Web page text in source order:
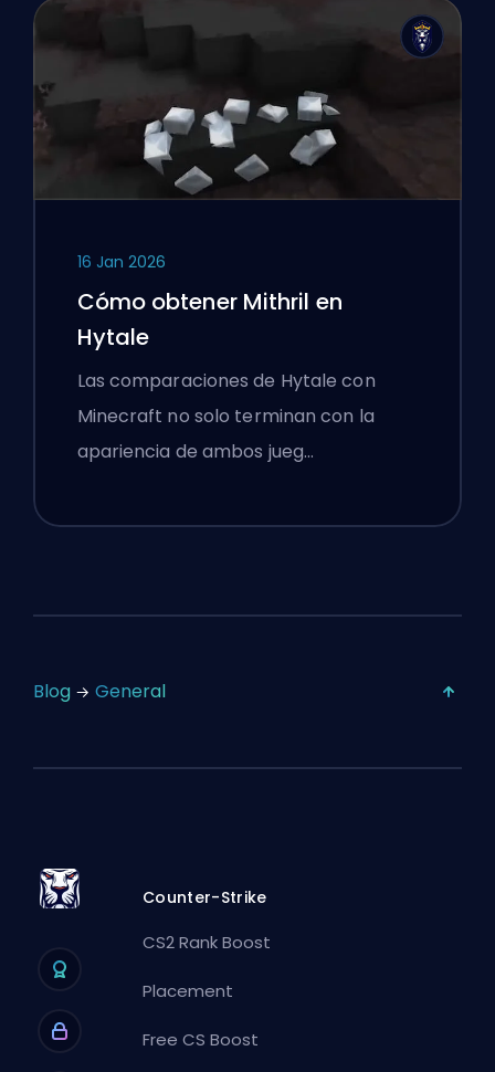
16 Jan 2026
Cómo obtener Mithril en
Hytale
Las comparaciones de Hytale con
Minecraft no solo terminan con la
apariencia de ambos jueg…
Blog General
Counter-Strike
CS2 Rank Boost
Placement
Free CS Boost